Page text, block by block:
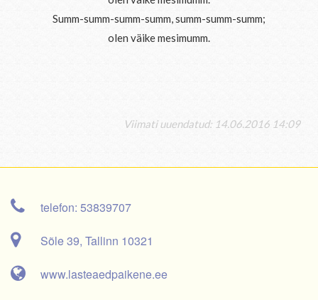
Summ-summ-summ-summ, summ-summ-summ;
olen väike mesimumm.
Viimati uuendatud: 14.06.2016 14:09
telefon: 53839707
Sõle 39, Tallinn 10321
www.lasteaedpaikene.ee